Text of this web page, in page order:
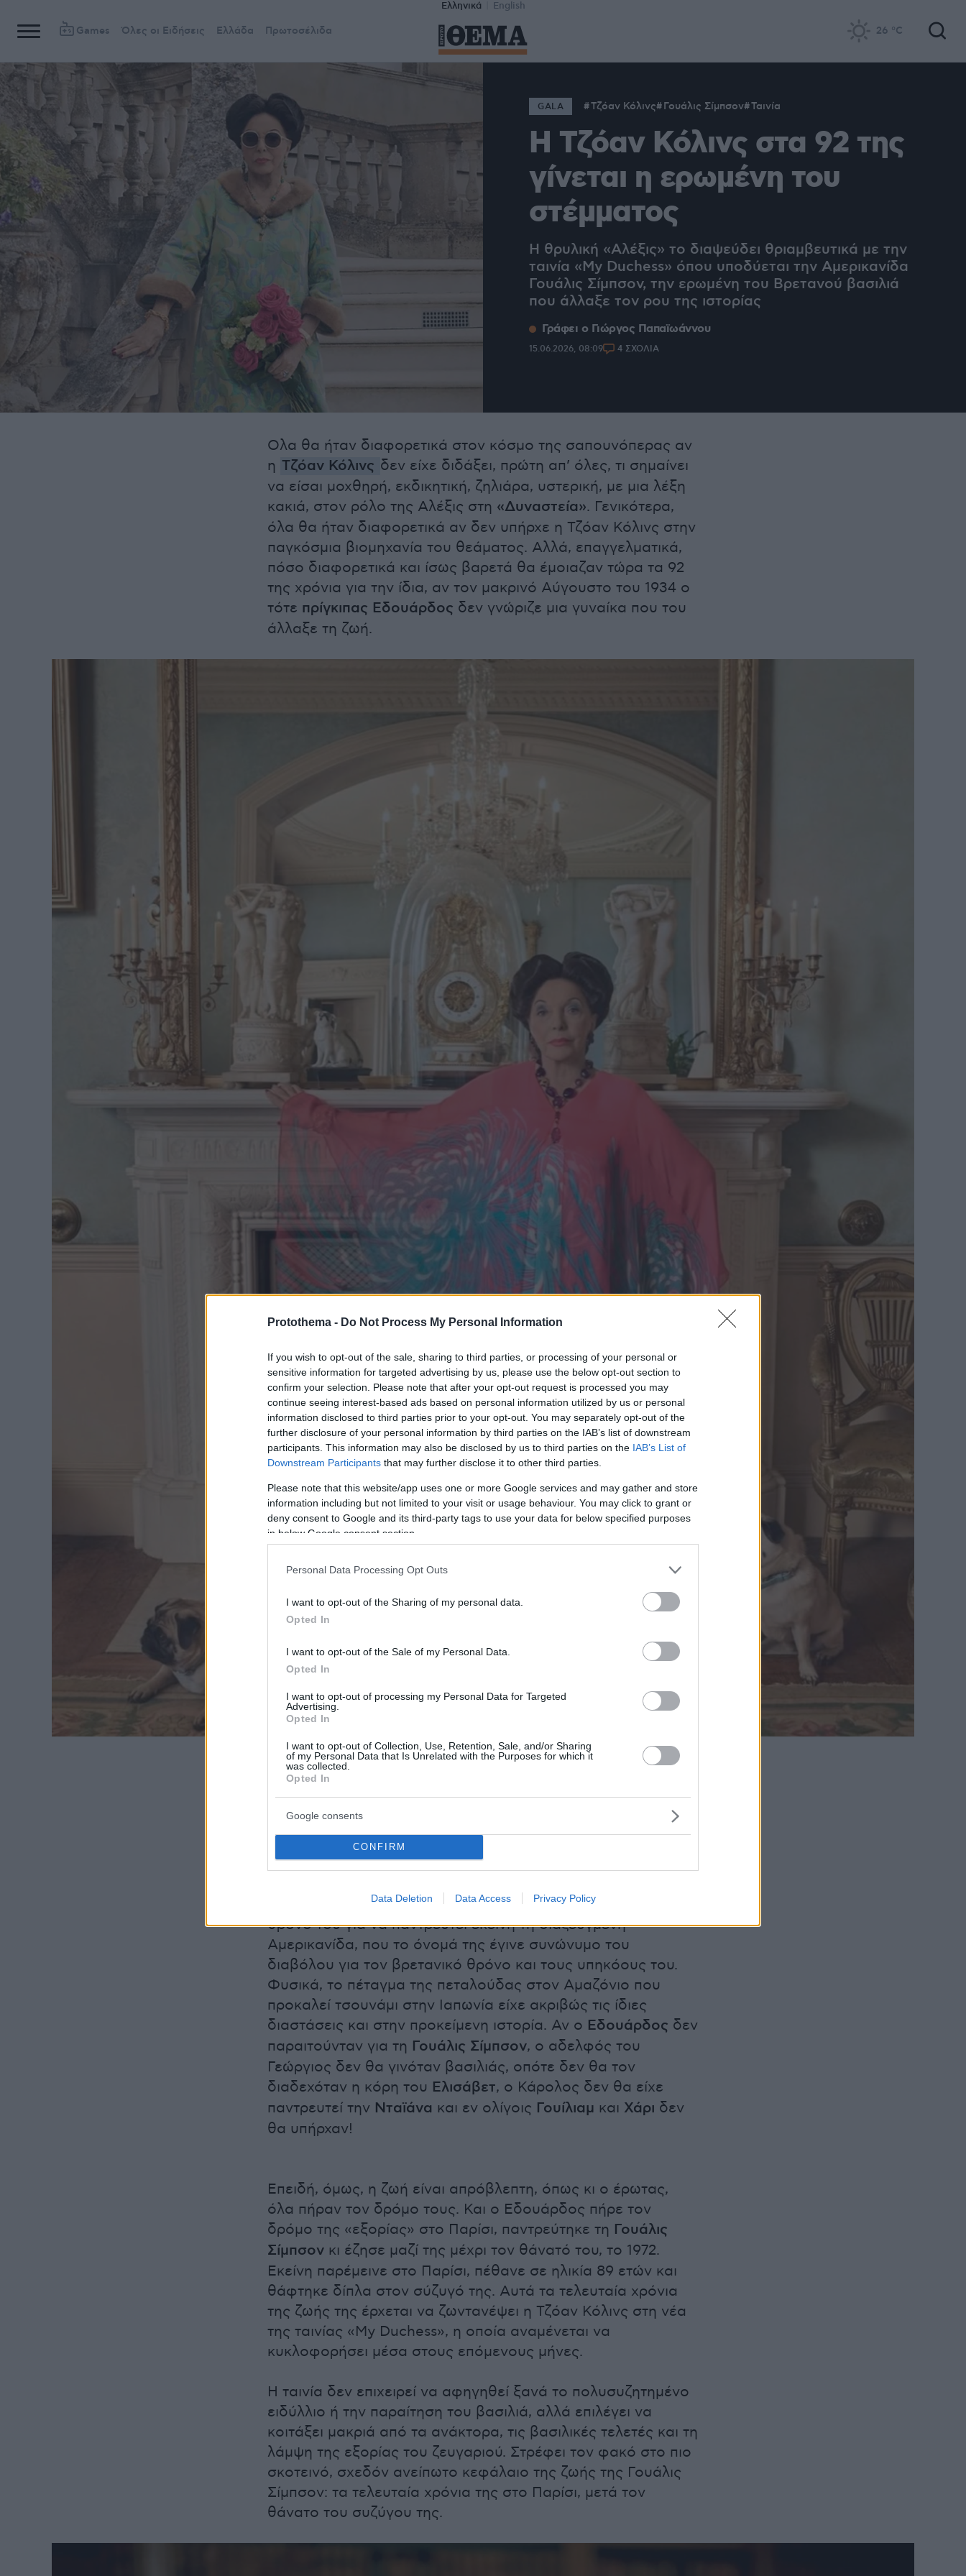
Protothema - Do Not Process My Personal Information
If you wish to opt-out of the sale, sharing to third parties, or processing of your personal or
sensitive information for targeted advertising by us, please use the below opt-out section to
confirm your selection. Please note that after your opt-out request is processed you may
continue seeing interest-based ads based on personal information utilized by us or personal
information disclosed to third parties prior to your opt-out. You may separately opt-out of the
further disclosure of your personal information by third parties on the IAB’s list of downstream
participants. This information may also be disclosed by us to third parties on the IAB’s List of
Downstream Participants that may further disclose it to other third parties.
Please note that this website/app uses one or more Google services and may gather and store
information including but not limited to your visit or usage behaviour. You may click to grant or
deny consent to Google and its third-party tags to use your data for below specified purposes
in below Google consent section.
Personal Data Processing Opt Outs
I want to opt-out of the Sharing of my personal data.
Opted In
I want to opt-out of the Sale of my Personal Data.
Opted In
I want to opt-out of processing my Personal Data for Targeted
Advertising.
Opted In
I want to opt-out of Collection, Use, Retention, Sale, and/or Sharing
of my Personal Data that Is Unrelated with the Purposes for which it
was collected.
Opted In
Google consents
CONFIRM
Data Deletion Data Access Privacy Policy
Ελληνικά English
Games Όλες οι Ειδήσεις Ελλάδα Πρωτοσέλιδα 26 °C
GALA Τζόαν Κόλινς Γουάλις Σίμπσον Ταινία
Η Τζόαν Κόλινς στα 92 της
γίνεται η ερωμένη του
στέμματος
Η θρυλική «Αλέξις» το διαψεύδει θριαμβευτικά με την
ταινία «My Duchess» όπου υποδύεται την Αμερικανίδα
Γουάλις Σίμπσον, την ερωμένη του Βρετανού βασιλιά
που άλλαξε τον ρου της ιστορίας
Γράφει ο Γιώργος Παπαϊωάννου
15.06.2026, 08:09 4 ΣΧΟΛΙΑ
Oλα θα ήταν διαφορετικά στον κόσμο της σαπουνόπερας αν
η Τζόαν Κόλινς δεν είχε διδάξει, πρώτη απ’ όλες, τι σημαίνει
να είσαι μοχθηρή, εκδικητική, ζηλιάρα, υστερική, με μια λέξη
κακιά, στον ρόλο της Αλέξις στη «Δυναστεία». Γενικότερα,
όλα θα ήταν διαφορετικά αν δεν υπήρχε η Τζόαν Κόλινς στην
παγκόσμια βιομηχανία του θεάματος. Αλλά, επαγγελματικά,
πόσο διαφορετικά και ίσως βαρετά θα έμοιαζαν τώρα τα 92
της χρόνια για την ίδια, αν τον μακρινό Αύγουστο του 1934 ο
τότε πρίγκιπας Εδουάρδος δεν γνώριζε μια γυναίκα που του
άλλαξε τη ζωή.
Ας το πάμε, όμως, ακόμα πιο μακριά: πόσο διαφορετικός θα
βασιλιάς του Ηνωμένου Βασιλείου δεν παραιτούνταν από τον
θρόνο του για να παντρευτεί εκείνη τη διαζευγμένη
Αμερικανίδα, που το όνομά της έγινε συνώνυμο του
διαβόλου για τον βρετανικό θρόνο και τους υπηκόους του.
Φυσικά, το πέταγμα της πεταλούδας στον Αμαζόνιο που
προκαλεί τσουνάμι στην Ιαπωνία είχε ακριβώς τις ίδιες
διαστάσεις και στην προκείμενη ιστορία. Αν ο Εδουάρδος δεν
παραιτούνταν για τη Γουάλις Σίμπσον, ο αδελφός του
Γεώργιος δεν θα γινόταν βασιλιάς, οπότε δεν θα τον
διαδεχόταν η κόρη του Ελισάβετ, ο Κάρολος δεν θα είχε
παντρευτεί την Νταϊάνα και εν ολίγοις Γουίλιαμ και Χάρι δεν
θα υπήρχαν!
Επειδή, όμως, η ζωή είναι απρόβλεπτη, όπως κι ο έρωτας,
όλα πήραν τον δρόμο τους. Και ο Εδουάρδος πήρε τον
δρόμο της «εξορίας» στο Παρίσι, παντρεύτηκε τη Γουάλις
Σίμπσον κι έζησε μαζί της μέχρι τον θάνατό του, το 1972.
Εκείνη παρέμεινε στο Παρίσι, πέθανε σε ηλικία 89 ετών και
θάφτηκε δίπλα στον σύζυγό της. Αυτά τα τελευταία χρόνια
της ζωής της έρχεται να ζωντανέψει η Τζόαν Κόλινς στη νέα
της ταινίας «My Duchess», η οποία αναμένεται να
κυκλοφορήσει μέσα στους επόμενους μήνες.
Η ταινία δεν επιχειρεί να αφηγηθεί ξανά το πολυσυζητημένο
ειδύλλιο ή την παραίτηση του βασιλιά, αλλά επιλέγει να
κοιτάξει μακριά από τα ανάκτορα, τις βασιλικές τελετές και τη
λάμψη της εξορίας του ζευγαριού. Στρέφει τον φακό στο πιο
σκοτεινό, σχεδόν ανείπωτο κεφάλαιο της ζωής της Γουάλις
Σίμπσον: τα τελευταία χρόνια της στο Παρίσι, μετά τον
θάνατο του συζύγου της.